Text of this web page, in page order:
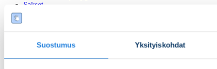
Suostumus Yksityiskohdat
Sakset
Arvenhoito
Geeli- ja silikonituotteet